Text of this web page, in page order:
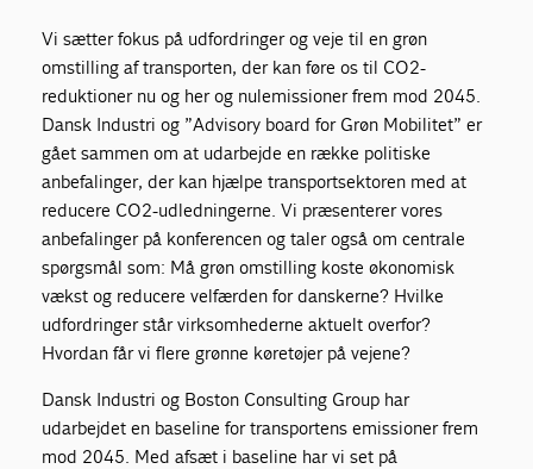
Vi sætter fokus på udfordringer og veje til en grøn
omstilling af transporten, der kan føre os til CO2-
reduktioner nu og her og nulemissioner frem mod 2045.
Dansk Industri og ”Advisory board for Grøn Mobilitet” er
gået sammen om at udarbejde en række politiske
anbefalinger, der kan hjælpe transportsektoren med at
reducere CO2-udledningerne. Vi præsenterer vores
anbefalinger på konferencen og taler også om centrale
spørgsmål som: Må grøn omstilling koste økonomisk
vækst og reducere velfærden for danskerne? Hvilke
udfordringer står virksomhederne aktuelt overfor?
Hvordan får vi flere grønne køretøjer på vejene?
Dansk Industri og Boston Consulting Group har
udarbejdet en baseline for transportens emissioner frem
mod 2045. Med afsæt i baseline har vi set på